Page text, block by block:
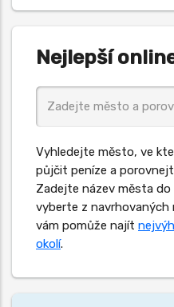
Nejlepší
Vyhledejte město, ve
půjčit peníze a
Zadejte název města
vyberte z navrhovaných
vám pomůže najít
okolí.